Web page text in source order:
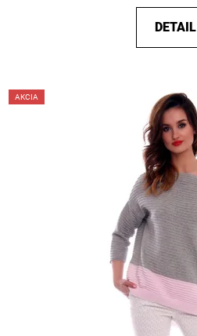
DETAIL
AKCIA